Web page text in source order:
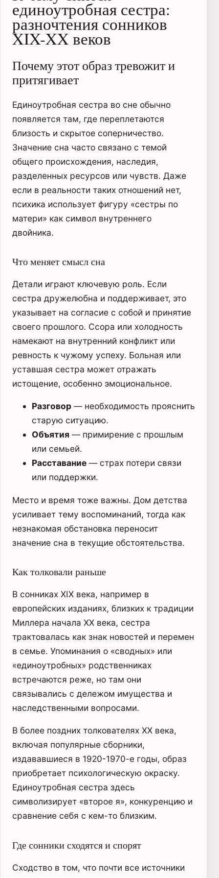
единоутробная сестра:
разночтения сонников
XIX-XX веков
Почему этот образ тревожит и
притягивает
Единоутробная сестра во сне обычно
появляется там, где переплетаются
близость и скрытое соперничество.
Значение сна часто связано с темой
общего происхождения, наследия,
разделенных ресурсов или чувств. Даже
если в реальности таких отношений нет,
психика использует фигуру «сестры по
матери» как символ внутреннего
двойника.
Что меняет смысл сна
Детали играют ключевую роль. Если
сестра дружелюбна и поддерживает, это
указывает на согласие с собой и принятие
своего прошлого. Ссора или холодность
намекают на внутренний конфликт или
ревность к чужому успеху. Больная или
уставшая сестра может отражать
истощение, особенно эмоциональное.
Разговор — необходимость прояснить
старую ситуацию.
Объятия — примирение с прошлым
или семьей.
Расставание — страх потери связи
или поддержки.
Место и время тоже важны. Дом детства
усиливает тему воспоминаний, тогда как
незнакомая обстановка переносит
значение сна в текущие обстоятельства.
Как толковали раньше
В сонниках XIX века, например в
европейских изданиях, близких к традиции
Миллера начала XX века, сестра
трактовалась как знак новостей и перемен
в семье. Упоминания о «сводных» или
«единоутробных» родственниках
встречаются реже, но там они
связывались с дележом имущества и
наследственными вопросами.
В более поздних толкователях XX века,
включая популярные сборники,
издававшиеся в 1920-1970-е годы, образ
приобретает психологическую окраску.
Единоутробная сестра здесь
символизирует «второе я», конкуренцию и
сравнение себя с кем-то близким.
Где сонники сходятся и спорят
Сходство в том, что почти все источники